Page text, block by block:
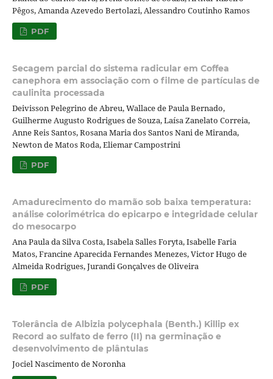
Pêgos, Amanda Azevedo Bertolazi, Alessandro Coutinho Ramos
PDF
Secagem parcial do sistema radicular em Coffea
canephora em associação com o filme de partículas de
caulinita processada
Deivisson Pelegrino de Abreu, Wallace de Paula Bernado,
Guilherme Augusto Rodrigues de Souza, Laísa Zanelato Correia,
Anne Reis Santos, Rosana Maria dos Santos Nani de Miranda,
Newton de Matos Roda, Eliemar Campostrini
PDF
Amadurecimento do mamão sob baixa temperatura:
análise colorimétrica do epicarpo e integridade celular
do mesocarpo
Ana Paula da Silva Costa, Isabela Salles Foryta, Isabelle Faria
Matos, Francine Aparecida Fernandes Menezes, Victor Hugo de
Almeida Rodrigues, Jurandi Gonçalves de Oliveira
PDF
Tolerância de Albizia polycephala (Benth.) Killip ex
Record ao sulfato de ferro (II) na germinação e
desenvolvimento de plântulas
Jociel Nascimento de Noronha